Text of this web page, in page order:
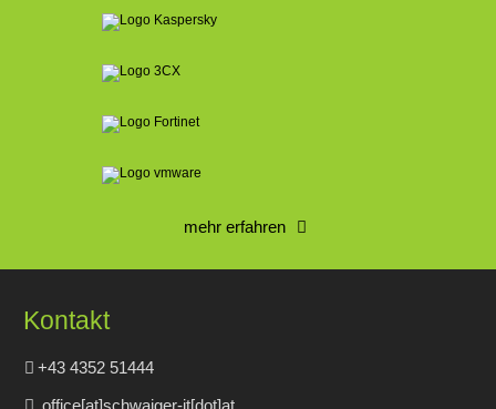
mehr erfahren
Kontakt
+43 4352 51444
office[at]schwaiger-it[dot]at